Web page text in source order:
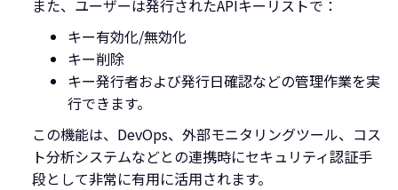
また、ユーザーは発行されたAPIキーリストで：
キー有効化/無効化
キー削除
キー発行者および発行日確認などの管理作業を実
行できます。
この機能は、DevOps、外部モニタリングツール、コス
ト分析システムなどとの連携時にセキュリティ認証手
段として非常に有用に活用されます。